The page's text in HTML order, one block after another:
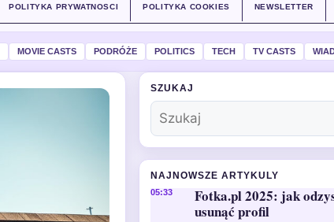
POLITYKA PRYWATNOSCI POLITYKA COOKIES NEWSLETTER
MOVIE CASTS PODRÓŻE POLITICS TECH TV CASTS
SZUKAJ
NAJNOWSZE ARTYKULY
05:33
Fotka.pl 2025: jak
usunąć profil